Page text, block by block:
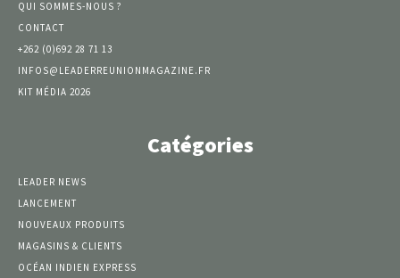
QUI SOMMES-NOUS ?
CONTACT
+262 (0)692 28 71 13
INFOS@LEADERREUNIONMAGAZINE.FR
KIT MÉDIA 2026
Catégories
LEADER NEWS
LANCEMENT
NOUVEAUX PRODUITS
MAGASINS & CLIENTS
OCÉAN INDIEN EXPRESS